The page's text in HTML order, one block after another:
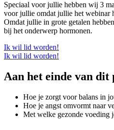
Speciaal voor jullie hebben wij 3
voor jullie omdat jullie het webinar
Omdat jullie in grote getalen
bij het onderwerp hormonen.
Ik wil lid worden!
Ik wil lid worden!
Aan het einde van dit
Hoe je zorgt voor balans in
Hoe je angst omvormt naar
Met welke gezonde voeding